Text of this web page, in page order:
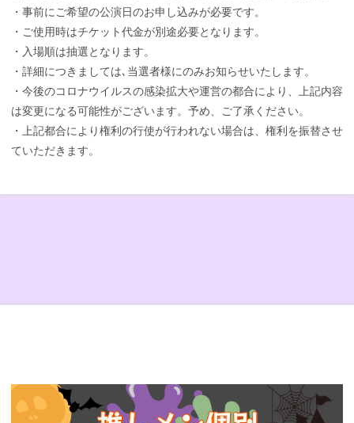
・事前にご希望の公演日のお申し込みが必要です。
・ご使用時はチケット代金が別途必要となります。
・入場順は抽選となります。
・詳細につきましては､当選者様にのみお知らせいたします。
・今後のコロナウイルスの感染拡大や運営の都合により、上記内容
は変更になる可能性がございます。予め、ご了承ください。
・上記都合により権利の行使が行われない場合は、権利を振替させ
ていただきます。